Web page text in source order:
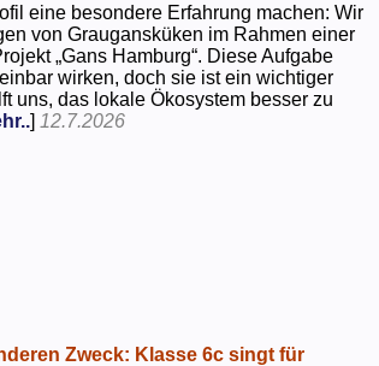
eine besondere Erfahrung machen: Wir
von Graugansküken im Rahmen einer
„Gans Hamburg“. Diese Aufgabe
wirken, doch sie ist ein wichtiger
uns, das lokale Ökosystem besser zu
] 12.7.2026
Zweck: Klasse 6c singt für